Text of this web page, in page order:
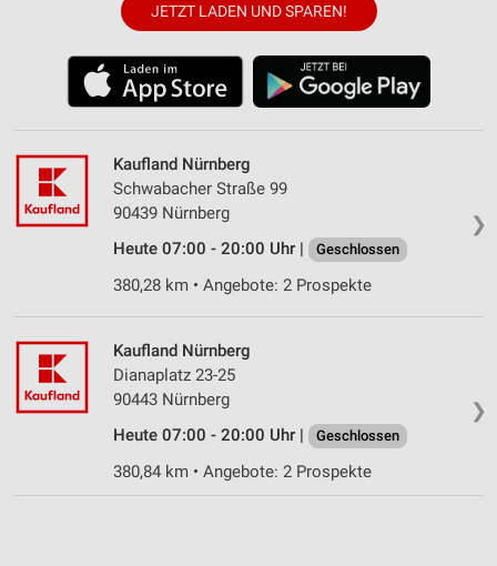
JETZT LADEN UND SPAREN!
❯
Kaufland Nürnberg
Schwabacher Straße 99
90439 Nürnberg
Heute 07:00 - 20:00 Uhr |
Geschlossen
380,28 km • Angebote: 2 Prospekte
❯
Kaufland Nürnberg
Dianaplatz 23-25
90443 Nürnberg
Heute 07:00 - 20:00 Uhr |
Geschlossen
380,84 km • Angebote: 2 Prospekte